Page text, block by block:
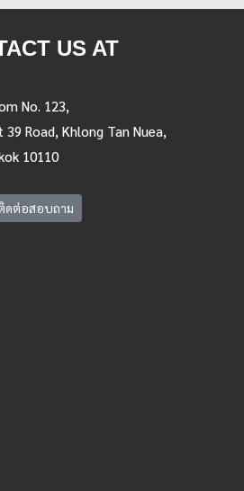
US AT
No. 123,
Road, Khlong Tan Nuea,
10110
ดต่อสอบถาม